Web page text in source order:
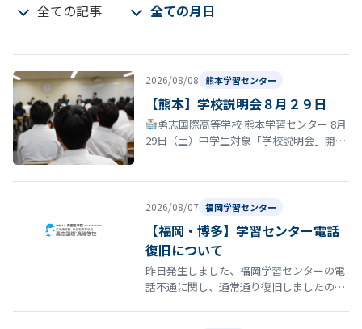
全ての記事 全ての月日
2026/08/08 熊本学習センター
【熊本】学校説明会８月２９日
勇志国際高等学校 熊本学習センター 8月
29日（土）中学生対象「学校説明会」開催
2026/08/07 福岡学習センター
【福岡・博多】学習センター電話
復旧について
昨日発生しました、福岡学習センターの電
話不通に関し、通常通り復旧しましたので